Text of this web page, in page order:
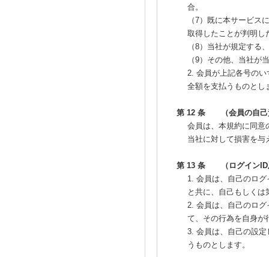
合。
（7）既に本サービス
取得したことが判明し
（8）当社が規定する
（9）その他、当社が
2. 会員が上記各号の
全額を支払うものとし
第 12 条 （会員の自己
会員は、本規約に同意
当社に対して損害を
第 13 条 （ログインID
1. 会員は、自己のロ
と共に、自己もしく
2. 会員は、自己のロ
て、その行為を自身が
3. 会員は、自己の設
うものとします。